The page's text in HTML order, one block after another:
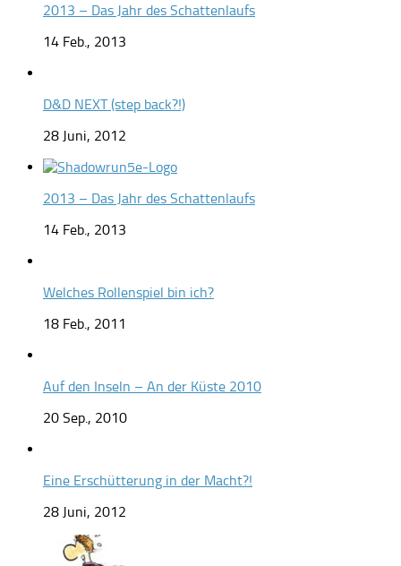
2013 – Das Jahr des Schattenlaufs
14 Feb., 2013
D&D NEXT (step back?!)
28 Juni, 2012
2013 – Das Jahr des Schattenlaufs
14 Feb., 2013
Welches Rollenspiel bin ich?
18 Feb., 2011
Auf den Inseln – An der Küste 2010
20 Sep., 2010
Eine Erschütterung in der Macht?!
28 Juni, 2012